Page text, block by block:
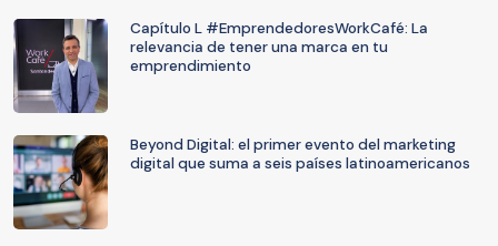
Capítulo L #EmprendedoresWorkCafé: La
relevancia de tener una marca en tu
emprendimiento
Beyond Digital: el primer evento del marketing
digital que suma a seis países latinoamericanos